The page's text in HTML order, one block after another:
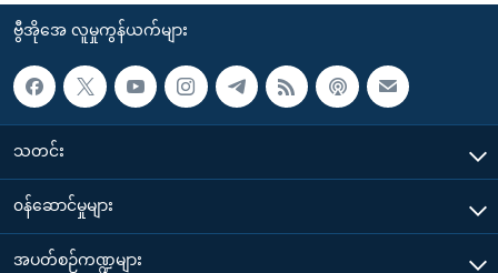
ဗွီအိုအေ လူမှုကွန်ယက်များ
သတင်း
၀န်ဆောင်မှုများ
အပတ်စဉ်ကဏ္ဍများ